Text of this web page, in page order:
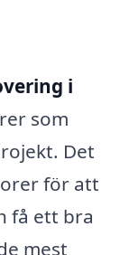
i
som
Det
för att
få ett bra
mest